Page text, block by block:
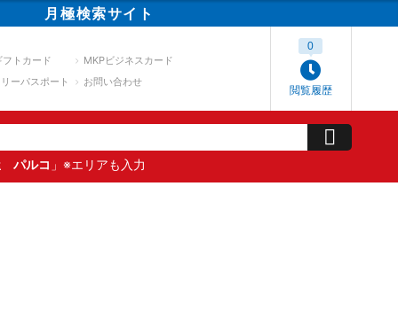
月極検索サイト
フトカード
MKPビジネスカード
ーパスポート
お問い合わせ
閲覧履歴
0
パルコ 」※エリアも入力